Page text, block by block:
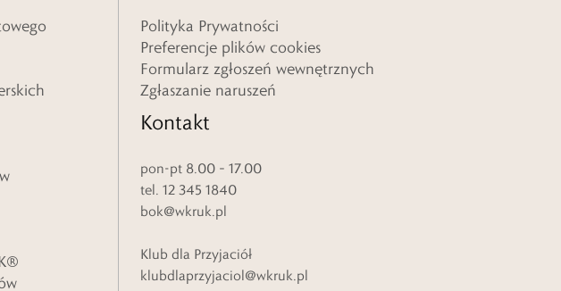
Polityka Prywatności
Preferencje plików cookies
Formularz zgłoszeń wewnętrznych
Zgłaszanie naruszeń
Kontakt
pon-pt 8.00 – 17.00
tel. 12 345 1840
bok@wkruk.pl
Klub dla Przyjaciół
klubdlaprzyjaciol@wkruk.pl